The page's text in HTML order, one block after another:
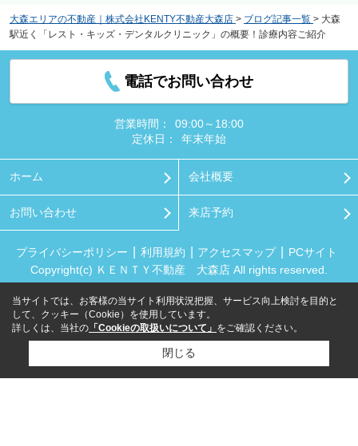
大森エリアの不動産｜株式会社KENTY不動産大森店 > ブログ記事一覧 > 大森
駅近く「レスト・キッズ・デンタルクリニック」の概要！診療内容ご紹介
電話でお問い合わせ
営業時間：
09:00～18:00
定休日：
年末年始
ホーム 会社概要
お問い合わせ 来店予約
プライバシーポリシー 利用規約 アクセスマップ
PCサイト
Copyright(c) ＫＥＮＴＹ不動産 大森店 All rights reserved.
当サイトでは、お客様の当サイト利用状況把握、サービス向上検討を目的と
して、クッキー（Cookie）を使用しています。
詳しくは、当社の 「Cookieの取扱いについて」 をご確認ください。
閉じる